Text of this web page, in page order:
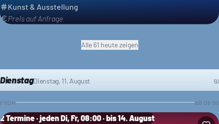
Kunst & Ausstellung
Preis auf Anfrage
Alle 61 heutezeigen
DienstagDienstag, 11. August 50
FRÜH AB 08:00
2 Termine · jeden Di, Fr, 08:00 · bis 14. August